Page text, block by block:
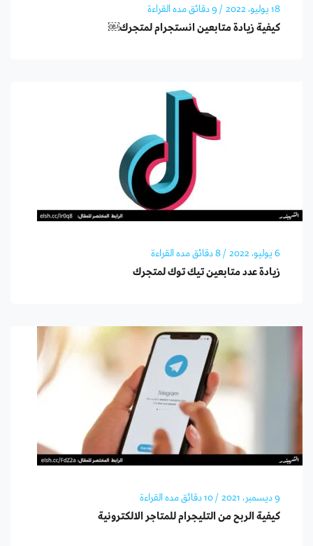
18 يوليو، 2022 / 9 دقائق مده القراءة
كيفية زيادة متابعين انستجرام لمتجرك￼
6 يوليو، 2022 / 8 دقائق مده القراءة
زيادة عدد متابعين تيك توك لمتجرك
9 ديسمبر، 2021 / 10 دقائق مده القراءة
كيفية الربح من التليجرام للمتاجر الالكترونية